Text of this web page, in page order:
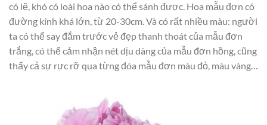
có lẽ, khó có loài hoa nào có thể sánh được. Hoa mẫu đơn có
đường kính khá lớn, từ 20-30cm. Và có rất nhiều màu: người
ta có thể say đắm trước vẻ đẹp thanh thoát của mẫu đơn
trắng, có thể cảm nhận nét dịu dàng của mẫu đơn hồng, cũng
thấy cả sự rực rỡ qua từng đóa mẫu đơn màu đỏ, màu vàng…